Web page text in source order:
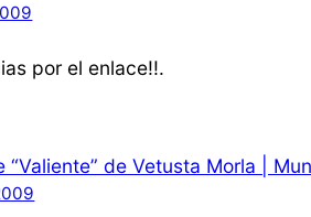
por el enlace!!.
“Valiente” de Vetusta Morla |